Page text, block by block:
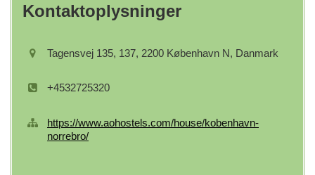
Kontaktoplysninger
Tagensvej 135, 137, 2200 København N, Danmark
+4532725320
https://www.aohostels.com/house/kobenhavn-
norrebro/